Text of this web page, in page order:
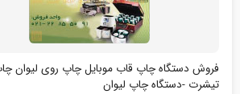
فروش دستگاه چاپ قاب موبایل چاپ روی لیوان
تیشرت -دستگاه چاپ لیوان